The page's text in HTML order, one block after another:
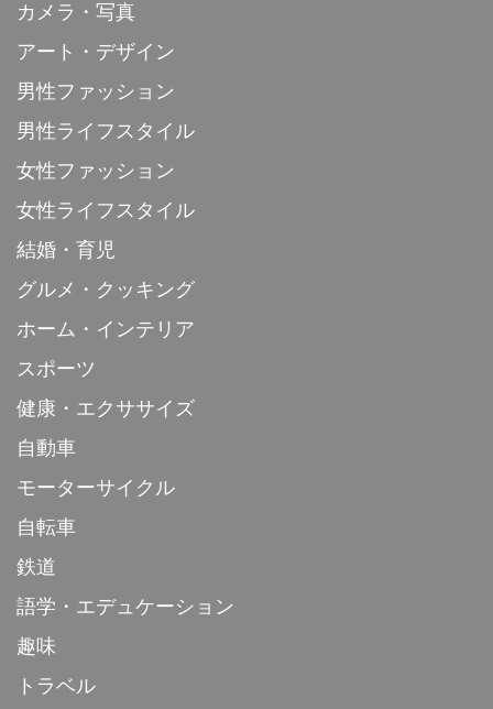
カメラ・写真
アート・デザイン
男性ファッション
男性ライフスタイル
女性ファッション
女性ライフスタイル
結婚・育児
グルメ・クッキング
ホーム・インテリア
スポーツ
健康・エクササイズ
自動車
モーターサイクル
自転車
鉄道
語学・エデュケーション
趣味
トラベル